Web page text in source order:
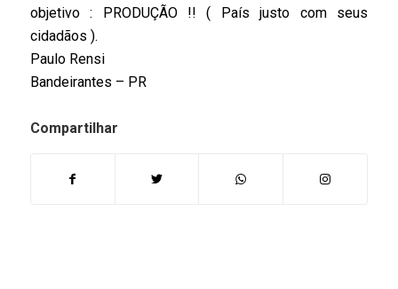
objetivo : PRODUÇÃO !! ( País justo com seus
cidadãos ).
Paulo Rensi
Bandeirantes – PR
Compartilhar